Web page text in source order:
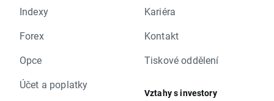
Indexy
Forex
Opce
Účet a poplatky
Kariéra
Kontakt
Tiskové oddělení
Vztahy s investory